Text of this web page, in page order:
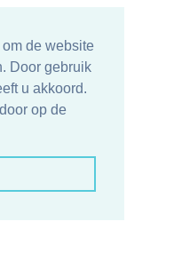
de website
Door gebruik
u akkoord.
op de